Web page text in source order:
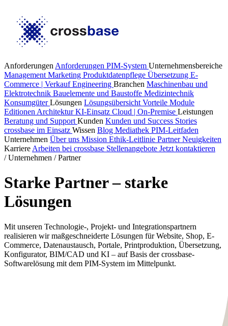
Anforderungen Anforderungen PIM-System Unternehmensbereiche
Management Marketing Produktdatenpflege Übersetzung E-
Commerce | VerkaufEngineering Branchen Maschinenbau und
Elektrotechnik Bauelemente und Baustoffe Medizintechnik
KonsumgüterLösungen Lösungsübersicht Vorteile Module
Editionen ArchitekturKI-Einsatz Cloud | On-Premise Leistungen
Beratung und Support Kunden Kunden und Success Stories
crossbase im Einsatz Wissen Blog Mediathek PIM-Leitfaden
Unternehmen Über uns Mission Ethik-Leitlinie PartnerNeuigkeiten
Karriere Arbeiten bei crossbase Stellenangebote Jetzt kontaktieren
/ Unternehmen / Partner
Starke Partner – starke
Lösungen
Mit unseren Technologie-, Projekt- und Integrationspartnern
realisieren wir maßgeschneiderte Lösungen für Website, Shop, E-
Commerce, Datenaustausch, Portale, Printproduktion, Übersetzung,
Konfigurator, BIM/CAD und KI – auf Basis der crossbase-
Softwarelösung mit dem PIM-System im Mittelpunkt.